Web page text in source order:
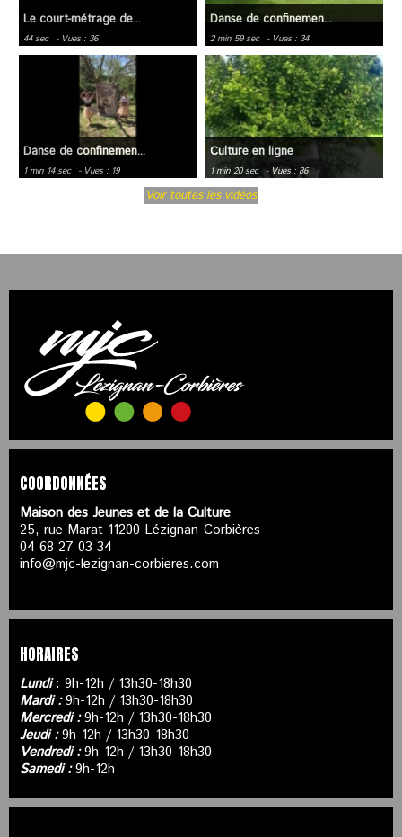
Le court-métrage de...
44 sec - Vues : 36
Danse de confinemen...
2 min 59 sec - Vues : 34
Danse de confinemen...
1 min 14 sec - Vues : 19
Culture en ligne
1 min 20 sec - Vues : 86
Voir toutes les vidéos
COORDONNÉES
Maison des Jeunes et de la Culture
25, rue Marat 11200 Lézignan-Corbières
04 68 27 03 34
info@mjc-lezignan-corbieres.com
HORAIRES
Lundi: 9h-12h / 13h30-18h30
Mardi :9h-12h / 13h30-18h30
Mercredi :9h-12h / 13h30-18h30
Jeudi :9h-12h / 13h30-18h30
Vendredi :9h-12h / 13h30-18h30
Samedi :9h-12h